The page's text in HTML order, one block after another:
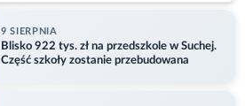
9 SIERPNIA
Blisko 922 tys. zł na przedszkole w Suchej.
Część szkoły zostanie przebudowana